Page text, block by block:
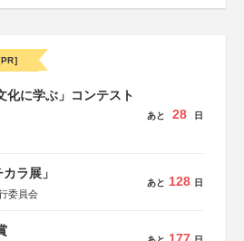
化に学ぶ」コンテスト
あと 28 日
ラ展」
委員会
あと 128 日